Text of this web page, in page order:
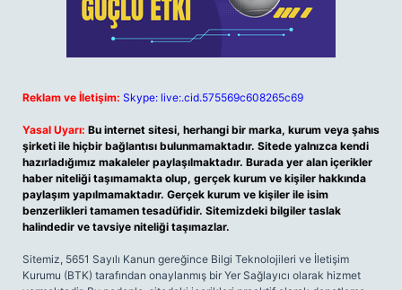
Reklam ve İletişim: Skype: live:.cid.575569c608265c69
Yasal Uyarı: Bu internet sitesi, herhangi bir marka, kurum veya şahıs
şirketi ile hiçbir bağlantısı bulunmamaktadır. Sitede yalnızca kendi
hazırladığımız makaleler paylaşılmaktadır. Burada yer alan içerikler
haber niteliği taşımamakta olup, gerçek kurum ve kişiler hakkında
paylaşım yapılmamaktadır. Gerçek kurum ve kişiler ile isim
benzerlikleri tamamen tesadüfidir. Sitemizdeki bilgiler taslak
halindedir ve tavsiye niteliği taşımazlar.
Sitemiz, 5651 Sayılı Kanun gereğince Bilgi Teknolojileri ve İletişim
Kurumu (BTK) tarafından onaylanmış bir Yer Sağlayıcı olarak hizmet